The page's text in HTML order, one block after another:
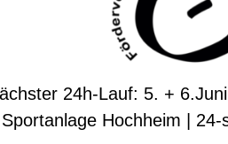
24h-Lauf: 5. +
Sportanlage Hochheim |